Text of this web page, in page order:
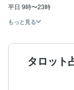
平日 9時〜23時
もっと見る
タロット